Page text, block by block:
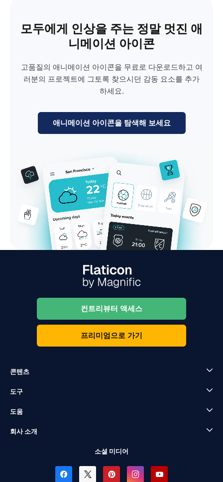
모두에게 인상을 주는 정말 멋진 애
니메이션 아이콘
고품질의 애니메이션 아이콘을 무료로 다운로드하고 여
러분의 프로젝트에 그토록 찾으시던 감동 요소를 추가
하세요.
애니메이션 아이콘을 탐색해 보세요
컨트리뷰터 액세스
프리미엄으로 가기
콘텐츠
도구
도움
회사 소개
소셜 미디어